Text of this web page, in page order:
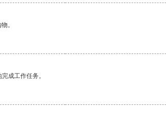
。
成工作任务。